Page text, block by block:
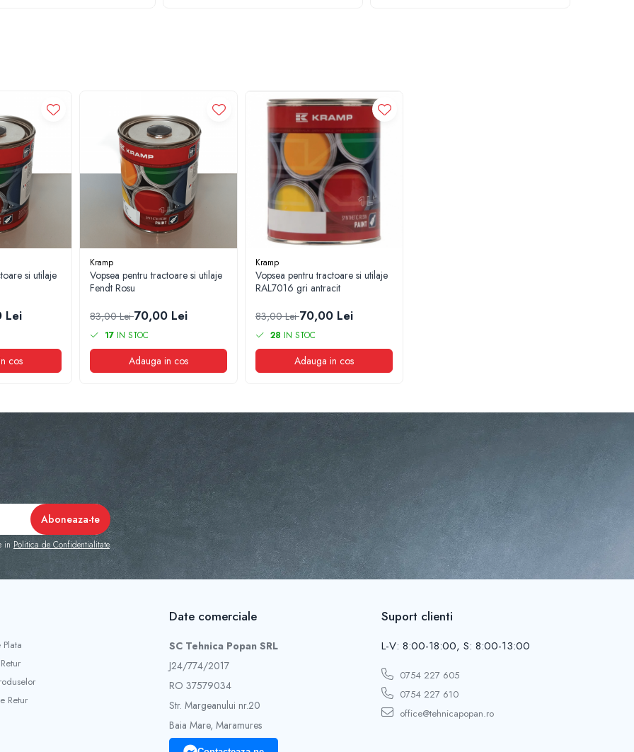
si utilaje
Lei
cos
Kramp
Vopsea pentru tractoare si utilaje
Fendt Rosu
83,00 Lei70,00 Lei
17 IN STOC
Adauga in cos
Kramp
Vopsea pentru tractoare si utilaje
RAL7016 gri antracit
83,00 Lei70,00 Lei
28 IN STOC
Adauga in cos
in Politica de Confidentialitate
Retur
Date comerciale
SC Tehnica Popan SRL
J24/774/2017
RO 37579034
Str. Margeanului nr.20
Baia Mare, Maramures
Suport clienti
L-V: 8:00-18:00, S: 8:00-13:00
0754 227 605
0754 227 610
office@tehnicapopan.ro